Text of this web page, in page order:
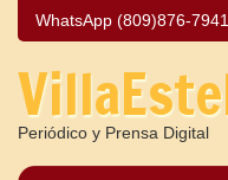
WhatsApp (809)876-7941
Periódico y Prensa Digital